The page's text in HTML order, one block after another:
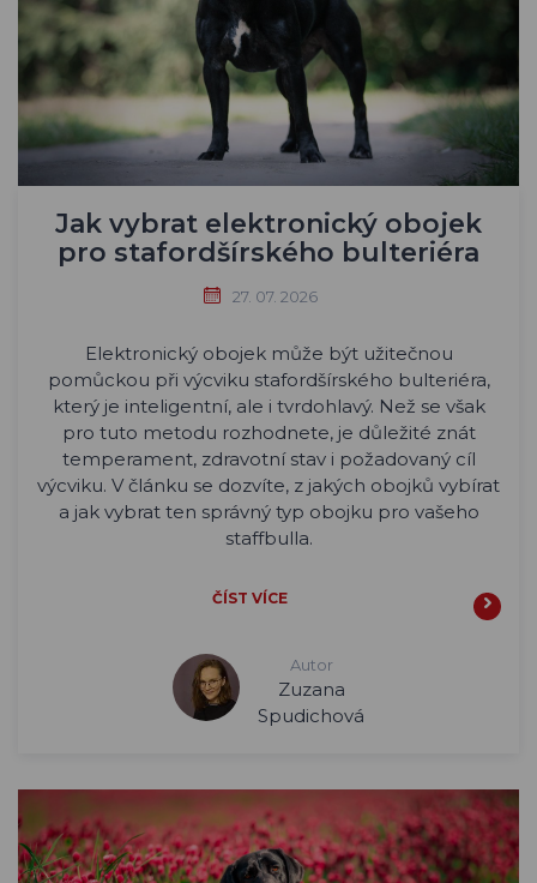
Jak vybrat elektronický obojek
pro stafordšírského bulteriéra
27. 07. 2026
Elektronický obojek může být užitečnou
pomůckou při výcviku stafordšírského bulteriéra,
který je inteligentní, ale i tvrdohlavý. Než se však
pro tuto metodu rozhodnete, je důležité znát
temperament, zdravotní stav i požadovaný cíl
výcviku. V článku se dozvíte, z jakých obojků vybírat
a jak vybrat ten správný typ obojku pro vašeho
staffbulla.
ČÍST VÍCE
Autor
Zuzana
Spudichová